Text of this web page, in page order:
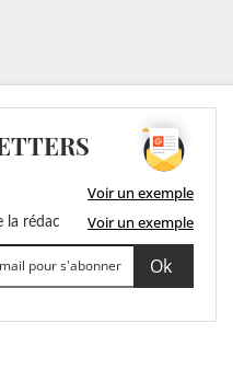
Voir un exemple
la rédac Voir un exemple